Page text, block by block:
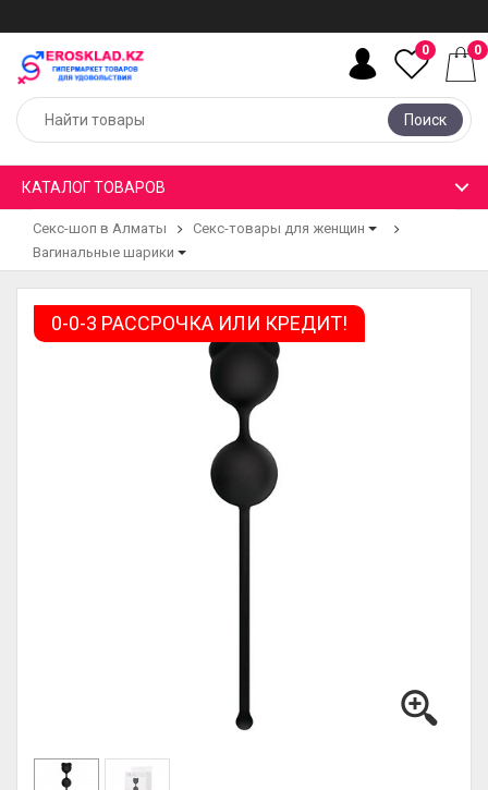
Поиск
0 0
КАТАЛОГ ТОВАРОВ
Секс-шоп в Алматы
Секс-товары для женщин
Вагинальные шарики
0-0-3 РАССРОЧКА ИЛИ КРЕДИТ!